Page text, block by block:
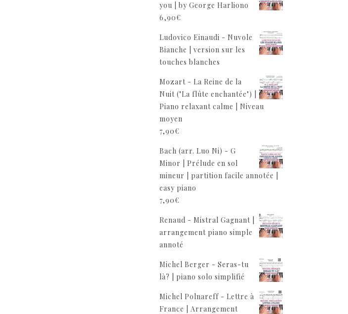
you | by George Harliono
6,90€
Ludovico Einaudi - Nuvole
Bianche | version sur les
touches blanches
Mozart - La Reine de la
Nuit ("La flûte enchantée") |
Piano relaxant calme | Niveau
moyen
7,90€
Bach (arr. Luo Ni) - G
Minor | Prélude en sol
mineur | partition facile annotée |
easy piano
7,90€
Renaud - Mistral Gagnant |
arrangement piano simple
annoté
Michel Berger - Seras-tu
là? | piano solo simplifié
Michel Polnareff - Lettre à
France | Arrangement